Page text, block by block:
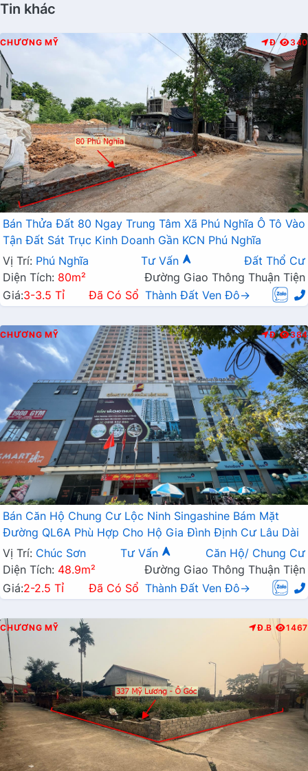
Tin khác
CHƯƠNG MỸ Đ 340
Bán Thửa Đất 80 Ngay Trung Tâm Xã Phú Nghĩa Ô Tô Vào
Tận Đất Sát Trục Kinh Doanh Gần KCN Phú Nghĩa
Vị Trí: Phú Nghĩa Tư Vấn
Đất Thổ Cư
Diện Tích: 80m²
Đường Giao Thông Thuận Tiện
Giá:3-3.5 Tỉ Đã Có Sổ Thành Đất Ven Đô→
CHƯƠNG MỸ Đ 384
Bán Căn Hộ Chung Cư Lộc Ninh Singashine Bám Mặt
Đường QL6A Phù Hợp Cho Hộ Gia Đình Định Cư Lâu Dài
Vị Trí: Chúc Sơn Tư Vấn
Căn Hộ/ Chung Cư
Diện Tích: 48.9m²
Đường Giao Thông Thuận Tiện
Giá:2-2.5 Tỉ Đã Có Sổ Thành Đất Ven Đô→
CHƯƠNG MỸ Đ.B 1467